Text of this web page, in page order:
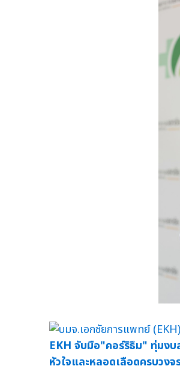
EKH จับมือ"คอร์ริธึม" ทุ่มง
หัวใจและหลอดเลือดครบวงจ